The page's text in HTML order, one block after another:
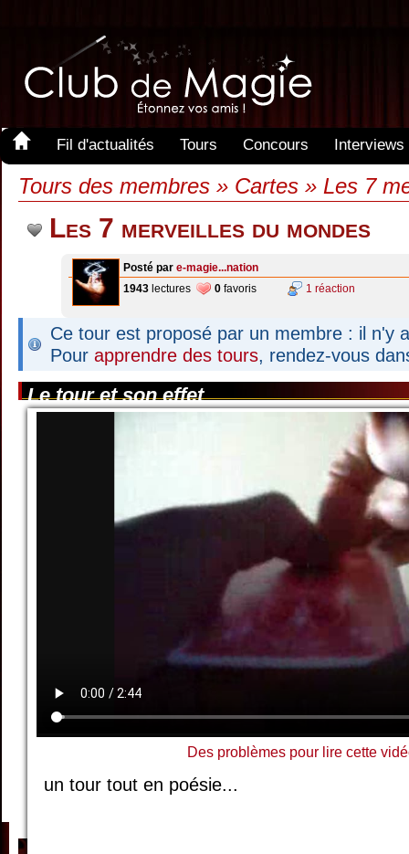
Fil d'actualités Tours Concours Interviews
Tours des membres » Cartes » Les 7
Les 7 merveilles du mondes
Posté par e-magie...nation
1943 lectures 0 favoris 1 réaction
Ce tour est proposé par un membre : il n'y
Pour apprendre des tours, rendez-vous
Le tour et son effet
Des problèmes pour lire cette
un tour tout en poésie...